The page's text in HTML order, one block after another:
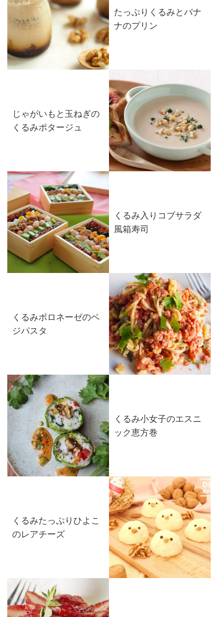
たっぷりくるみとバナ
ナのプリン
じゃがいもと玉ねぎの
くるみポタージュ
くるみ入りコブサラダ
風箱寿司
くるみボロネーゼのベ
ジパスタ
くるみ小女子のエスニ
ック恵方巻
くるみたっぷりひよこ
のレアチーズ